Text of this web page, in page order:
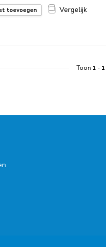
toevoegen Vergelijk
Toon 1 - 1